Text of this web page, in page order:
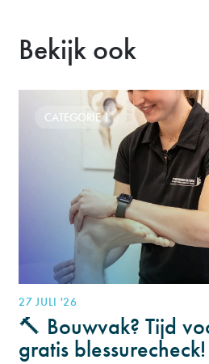
Bekijk ook
CATEGORIE 1
27 JULI '26
🔨 Bouwvak? Tijd
gratis blessurecheck!